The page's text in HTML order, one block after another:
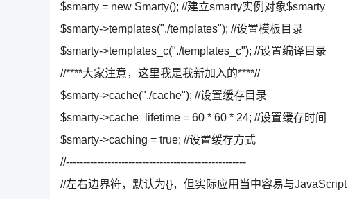
$smarty = new Smarty(); //建立smarty实例对象$smarty
$smarty->templates("./templates"); //设置模板目录
$smarty->templates_c("./templates_c"); //设置编译目录
//****大家注意，这里我是我新加入的****//
$smarty->cache("./cache"); //设置缓存目录
$smarty->cache_lifetime = 60 * 60 * 24; //设置缓存时间
$smarty->caching = true; //设置缓存方式
//----------------------------------------------------
//左右边界符，默认为{}，但实际应用当中容易与JavaScript